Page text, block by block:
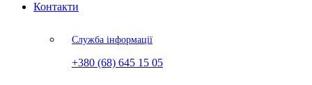
Контакти
Служба інформації
+380 (68) 645 15 05